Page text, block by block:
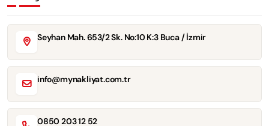
Seyhan Mah. 653/2 Sk. No:10 K:3 Buca / İzmir
info@mynakliyat.com.tr
0850 203 12 52